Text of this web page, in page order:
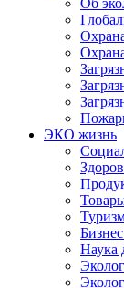
Об
ЭКО жизнь
Наука